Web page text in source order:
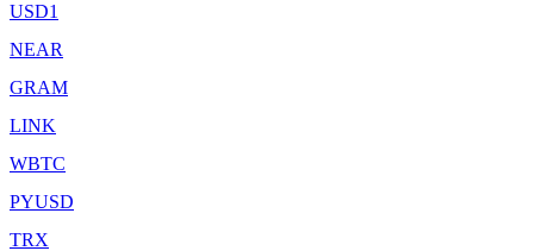
USD1
NEAR
GRAM
LINK
WBTC
PYUSD
TRX